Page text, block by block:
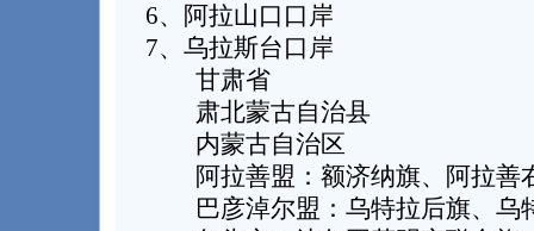
6、阿拉山口口岸
7、乌拉斯台口岸
甘肃省
肃北蒙古自治县
内蒙古自治区
阿拉善盟：额济纳旗、阿拉善
巴彦淖尔盟：乌特拉后旗、乌